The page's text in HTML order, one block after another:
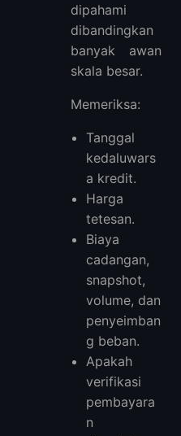
dipahami
dibandingkan
banyak awan
skala besar.
Memeriksa:
Tanggal
kedaluwars
a kredit.
Harga
tetesan.
Biaya
cadangan,
snapshot,
volume, dan
penyeimban
g beban.
Apakah
verifikasi
pembayara
n